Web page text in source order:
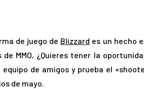
de juego de Blizzard es un hecho
MMO, ¿Quieres tener la
de amigos y prueba el
de mayo.